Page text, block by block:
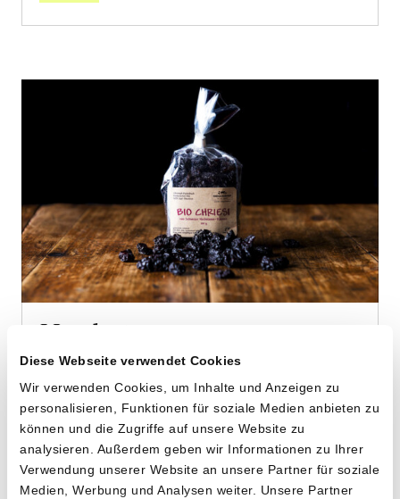
Diese Webseite verwendet Cookies
Wir verwenden Cookies, um Inhalte und Anzeigen zu
personalisieren, Funktionen für soziale Medien anbieten zu
können und die Zugriffe auf unsere Website zu
analysieren. Außerdem geben wir Informationen zu Ihrer
Verwendung unserer Website an unsere Partner für soziale
Medien, Werbung und Analysen weiter. Unsere Partner
Hochstamm
Dörrkirschen
von Riedackerhof aus Gipf-Oberfrick, AG
100g
CHF13.40